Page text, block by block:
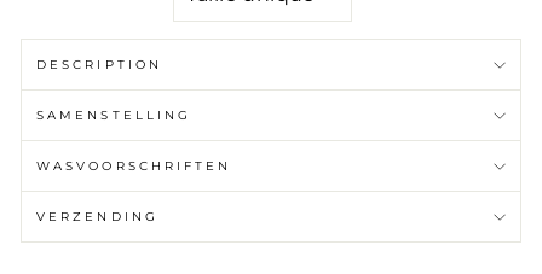
DESCRIPTION
SAMENSTELLING
WASVOORSCHRIFTEN
VERZENDING